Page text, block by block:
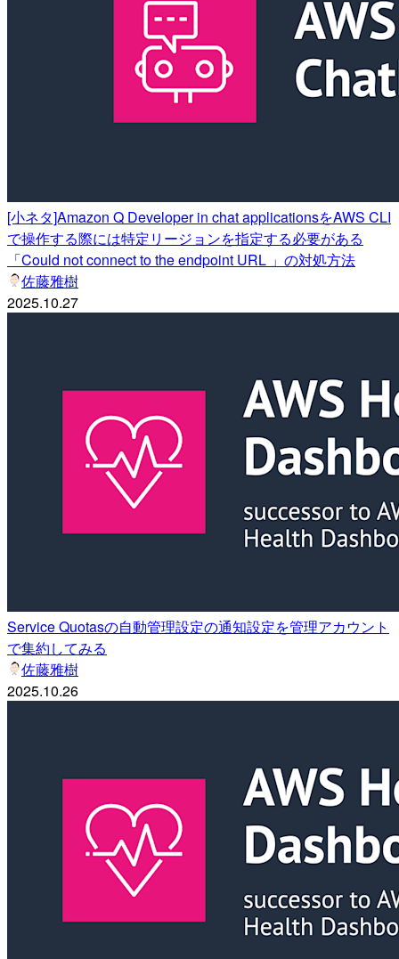
[小ネタ]Amazon Q Developer in chat applicationsをAWS CLI
で操作する際には特定リージョンを指定する必要がある
「Could not connect to the endpoint URL 」の対処方法
佐藤雅樹
2025.10.27
Service Quotasの自動管理設定の通知設定を管理アカウント
で集約してみる
佐藤雅樹
2025.10.26